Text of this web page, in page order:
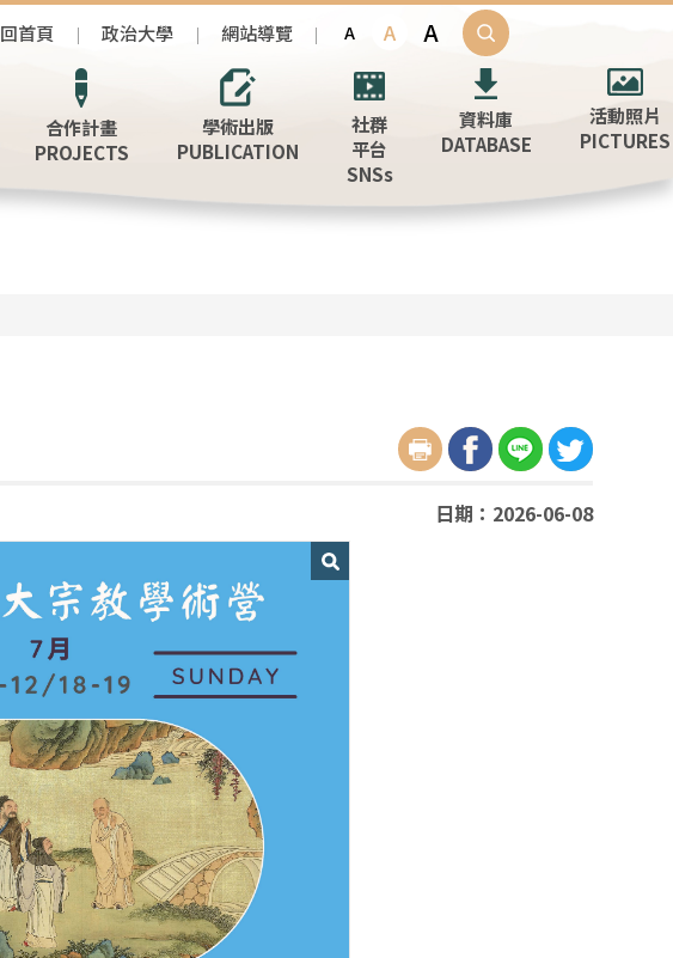
回首頁 政治大學 網站導覽 A A A
合作計畫
PROJECTS
學術出版
PUBLICATION
社群
平台
SNSs
資料庫
DATABASE
活動照片
PICTURES
日期：2026-06-08